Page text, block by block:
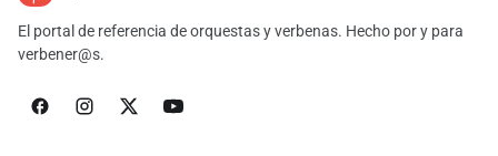
El portal de referencia de orquestas y verbenas. Hecho por y para
verbener@s.